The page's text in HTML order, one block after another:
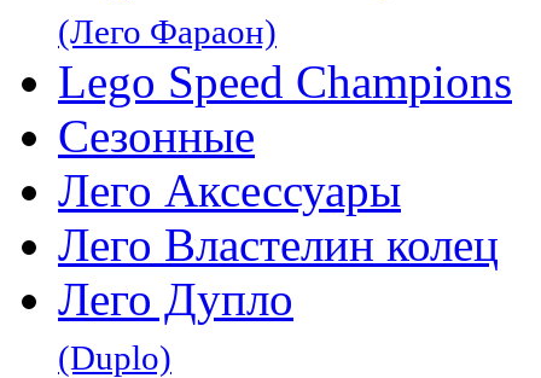
(Лего Фараон)
Lego Speed Champions
Сезонные
Лего Аксессуары
Лего Властелин колец
Лего Дупло
(Duplo)